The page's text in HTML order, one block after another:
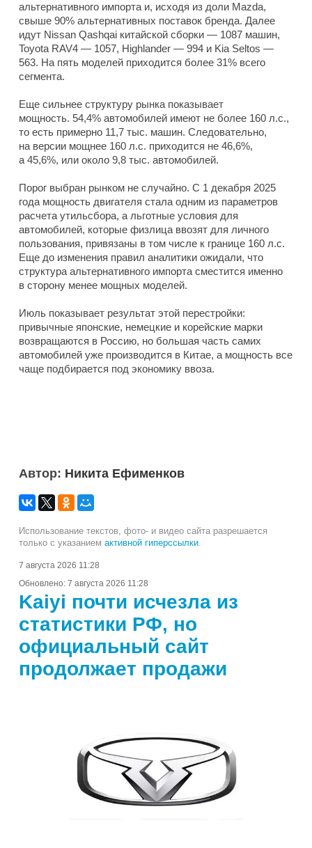
альтернативного импорта и, исходя из доли Mazda,
свыше 90% альтернативных поставок бренда. Далее
идут Nissan Qashqai китайской сборки — 1087 машин,
Toyota RAV4 — 1057, Highlander — 994 и Kia Seltos —
563. На пять моделей приходится более 31% всего
сегмента.
Еще сильнее структуру рынка показывает
мощность. 54,4% автомобилей имеют не более 160 л.с.,
то есть примерно 11,7 тыс. машин. Следовательно,
на версии мощнее 160 л.с. приходится не 46,6%,
а 45,6%, или около 9,8 тыс. автомобилей.
Порог выбран рынком не случайно. С 1 декабря 2025
года мощность двигателя стала одним из параметров
расчета утильсбора, а льготные условия для
автомобилей, которые физлица ввозят для личного
пользования, привязаны в том числе к границе 160 л.с.
Еще до изменения правил аналитики ожидали, что
структура альтернативного импорта сместится именно
в сторону менее мощных моделей.
Июль показывает результат этой перестройки:
привычные японские, немецкие и корейские марки
возвращаются в Россию, но большая часть самих
автомобилей уже производится в Китае, а мощность все
чаще подбирается под экономику ввоза.
Автор: Никита Ефименков
Использование текстов, фото- и видео сайта разрешается
только с указанием активной гиперссылки.
7 августа 2026 11:28
Обновлено: 7 августа 2026 11:28
Kaiyi почти исчезла из
статистики РФ, но
официальный сайт
продолжает продажи